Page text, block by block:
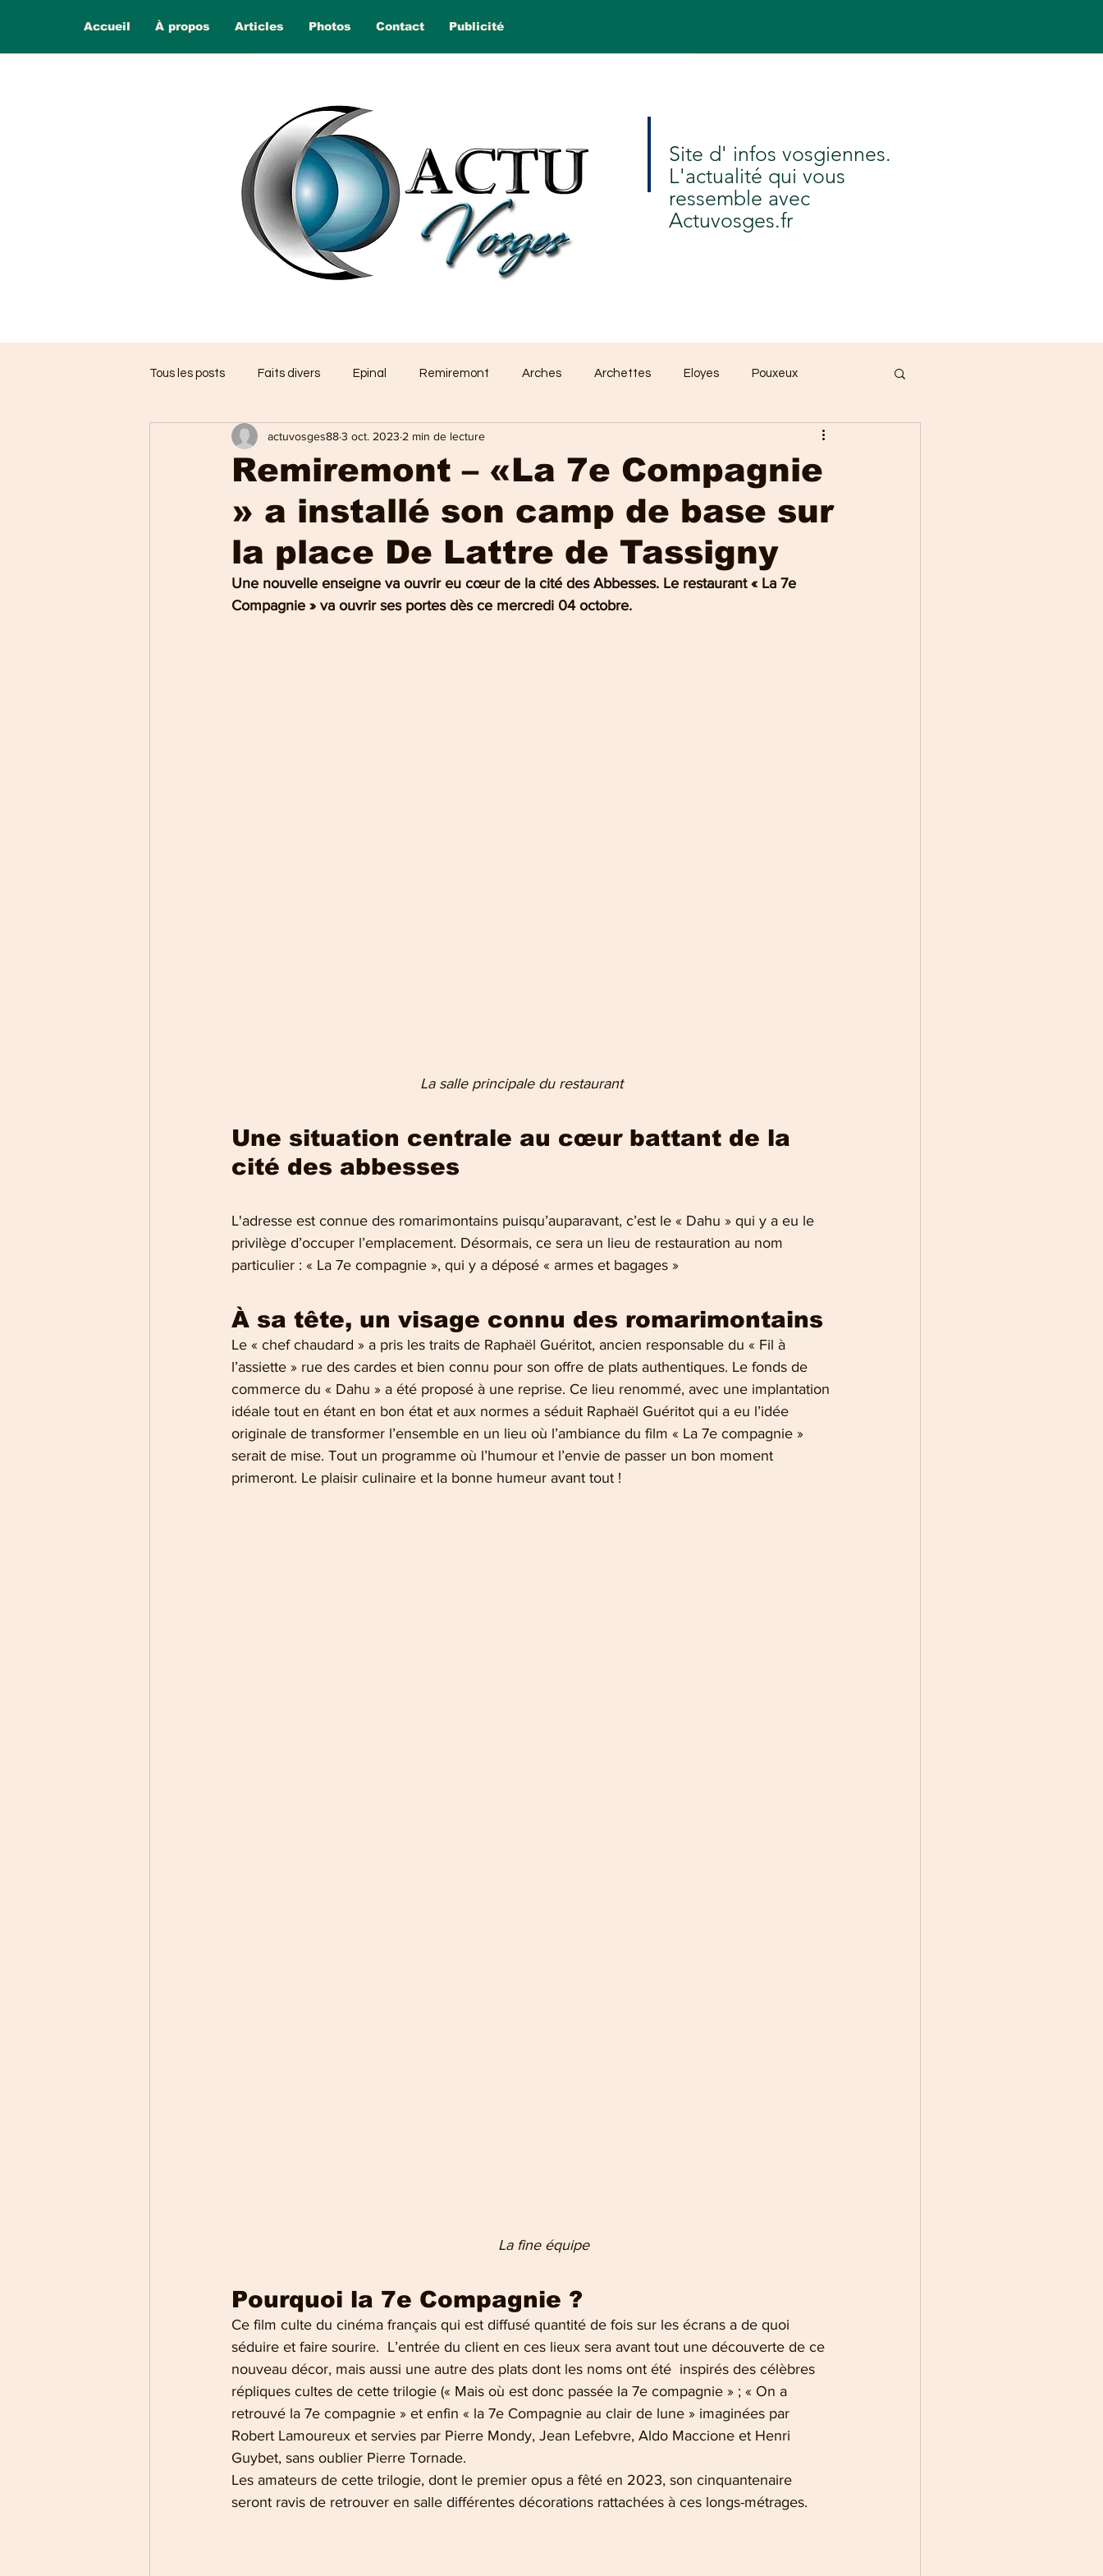
Accueil À propos Articles Photos Contact Publicité
Tous les posts Faits divers Epinal Remiremont Arches Archettes Eloyes Pouxeux
Saint-Nabord Dommartin Saint-Amé Vecoux
Ballons des Hautes Vosges Sports en vosges Mirecourt Culture en vosges Gérardmer
Thaon-les-Vosges Val-d'Ajol Saint-Dié
Remiremont – «La 7e Compagnie
» a installé son camp de base sur
la place De Lattre de Tassigny
actuvosges883 oct. 2023 2 min de lecture
Une nouvelle enseigne va ouvrir eu cœur de la cité des Abbesses. Le restaurant « La 7e
Compagnie » va ouvrir ses portes dès ce mercredi 04 octobre.
                    La salle principale du restaurant
Une situation centrale au cœur battant de la
cité des abbesses
L'adresse est connue des romarimontains puisqu’auparavant, c’est le « Dahu » qui y a eu le
privilège d’occuper l’emplacement. Désormais, ce sera un lieu de restauration au nom
particulier : « La 7e compagnie », qui y a déposé « armes et bagages »
À sa tête, un visage connu des romarimontains
Le « chef chaudard » a pris les traits de Raphaël Guéritot, ancien responsable du « Fil à
l’assiette » rue des cardes et bien connu pour son offre de plats authentiques. Le fonds de
commerce du « Dahu » a été proposé à une reprise. Ce lieu renommé, avec une implantation
idéale tout en étant en bon état et aux normes a séduit Raphaël Guéritot qui a eu l’idée
originale de transformer l’ensemble en un lieu où l’ambiance du film « La 7e compagnie »
serait de mise. Tout un programme où l’humour et l’envie de passer un bon moment
primeront. Le plaisir culinaire et la bonne humeur avant tout !
    La fine équipe
Pourquoi la 7e Compagnie ?
Ce film culte du cinéma français qui est diffusé quantité de fois sur les écrans a de quoi
séduire et faire sourire.  L’entrée du client en ces lieux sera avant tout une découverte de ce
nouveau décor, mais aussi une autre des plats dont les noms ont été  inspirés des célèbres
répliques cultes de cette trilogie (« Mais où est donc passée la 7e compagnie » ; « On a
retrouvé la 7e compagnie » et enfin « la 7e Compagnie au clair de lune » imaginées par
Robert Lamoureux et servies par Pierre Mondy, Jean Lefebvre, Aldo Maccione et Henri
Guybet, sans oublier Pierre Tornade.
Les amateurs de cette trilogie, dont le premier opus a fêté en 2023, son cinquantenaire
seront ravis de retrouver en salle différentes décorations rattachées à ces longs-métrages.
Site d' infos vosgiennes.
L'actualité qui vous
ressemble avec
Actuvosges.fr